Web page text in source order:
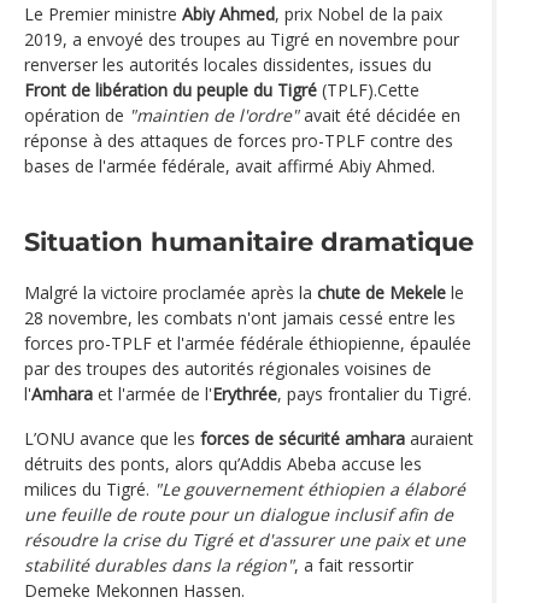
Le Premier ministre Abiy Ahmed, prix Nobel de la paix
2019, a envoyé des troupes au Tigré en novembre pour
renverser les autorités locales dissidentes, issues du
Front de libération du peuple du Tigré (TPLF).Cette
opération de "maintien de l'ordre"avait été décidée en
réponse à des attaques de forces pro-TPLF contre des
bases de l'armée fédérale, avait affirmé Abiy Ahmed.
Situation humanitaire dramatique
Malgré la victoire proclamée après la chute de Mekele le
28 novembre, les combats n'ont jamais cessé entre les
forces pro-TPLF et l'armée fédérale éthiopienne, épaulée
par des troupes des autorités régionales voisines de
l'Amhara et l'armée de l'Erythrée, pays frontalier du Tigré.
L’ONU avance que les forces de sécurité amhara auraient
détruits des ponts, alors qu’Addis Abeba accuse les
milices du Tigré. "Le gouvernement éthiopien a élaboré
une feuille de route pour un dialogue inclusif afin de
résoudre la crise du Tigré et d'assurer une paix et une
stabilité durables dans la région", a fait ressortir
Demeke Mekonnen Hassen.